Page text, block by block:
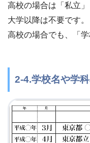
高校の場合は「私立
大学以降は不要です。
高校の場合でも、「
2-4.学校名や学